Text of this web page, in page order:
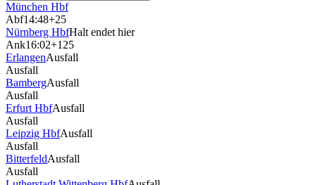
München Hbf
Abf14:48+25
Nürnberg HbfHalt endet hier
Ank16:02+125
ErlangenAusfall
Ausfall
BambergAusfall
Ausfall
Erfurt HbfAusfall
Ausfall
Leipzig HbfAusfall
Ausfall
BitterfeldAusfall
Ausfall